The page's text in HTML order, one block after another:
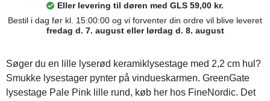
Eller levering til døren med GLS 59,00 kr.
Bestil i dag før kl. 15:00:00 og vi forventer din ordre vil blive leveret
fredag d. 7. august eller lørdag d. 8. august
Søger du en lille lyserød keramiklysestage med 2,2 cm hul?
Smukke lysestager pynter på vindueskarmen. GreenGate
lysestage Pale Pink lille rund, køb her hos FineNordic. Det